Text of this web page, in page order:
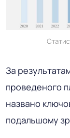
За
проведеного
названо
подальшому